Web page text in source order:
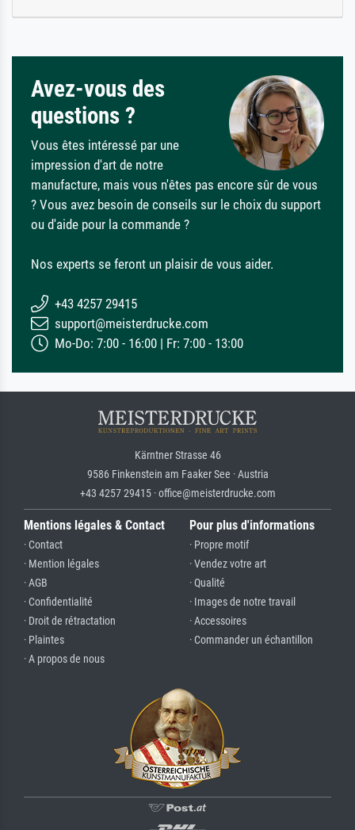
Avez-vous des
questions ?
Vous êtes intéressé par une
impression d'art de notre
manufacture, mais vous n'êtes pas encore sûr de vous
? Vous avez besoin de conseils sur le choix du support
ou d'aide pour la commande ?
Nos experts se feront un plaisir de vous aider.
+43 4257 29415
support@meisterdrucke.com
Mo-Do: 7:00 - 16:00 | Fr: 7:00 - 13:00
Kärntner Strasse 46
9586 Finkenstein am Faaker See · Austria
+43 4257 29415 · office@meisterdrucke.com
Mentions légales & Contact
· Contact
· Mention légales
· AGB
· Confidentialité
· Droit de rétractation
· Plaintes
· A propos de nous
Pour plus d'informations
· Propre motif
· Vendez votre art
· Qualité
· Images de notre travail
· Accessoires
· Commander un échantillon